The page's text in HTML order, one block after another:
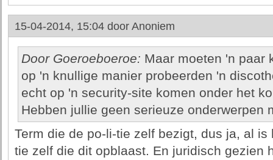
15-04-2014, 15:04 door Anoniem
Door Goeroeboeroe: Maar moeten 'n paar
op 'n knullige manier probeerden 'n
echt op 'n security-site komen onder het
Hebben jullie geen serieuze onderwerpen
Term die de po-li-tie zelf bezigt, dus ja, al
tie zelf die dit opblaast. En juridisch gezien